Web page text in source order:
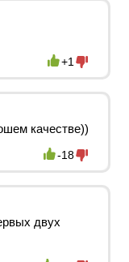
+1
качестве))
-18
двух